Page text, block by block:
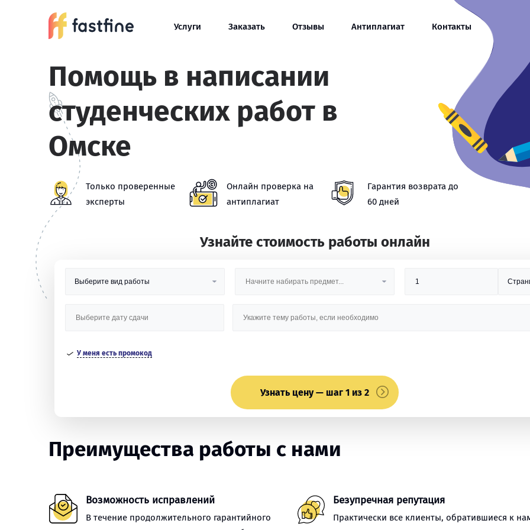
Услуги Заказать Отзывы Антиплагиат Контакты
Помощь в написании
студенческих работ в
Омске
Только проверенные
эксперты
Онлайн проверка на
антиплагиат
Гарантия возврата до
60 дней
Узнайте стоимость работы онлайн
У меня есть промокод
Узнать цену — шаг 1 из 2
Преимущества работы с нами
Возможность исправлений
В течение продолжительного гарантийного
Безупречная репутация
Практически все клиенты, обратившиеся к